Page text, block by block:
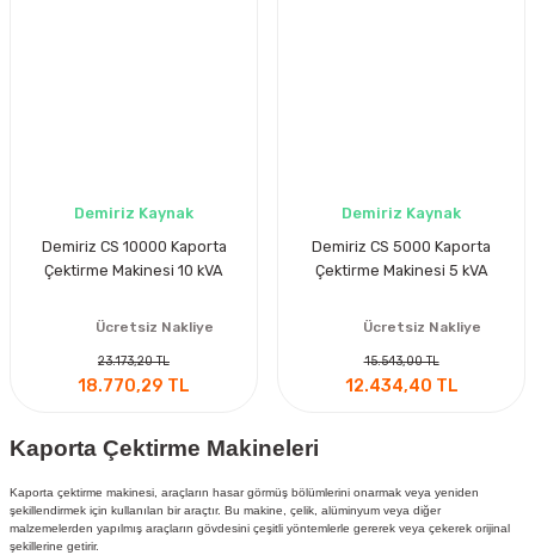
Demiriz Kaynak
Demiriz CS 10000 Kaporta
Çektirme Makinesi 10 kVA
Ücretsiz Nakliye
23.173,20 TL
18.770,29 TL
Demiriz Kaynak
Demiriz CS 5000 Kaporta
Çektirme Makinesi 5 kVA
Ücretsiz Nakliye
15.543,00 TL
12.434,40 TL
Kaporta Çektirme Makineleri
Kaporta çektirme makinesi, araçların hasar görmüş bölümlerini onarmak veya yeniden
şekillendirmek için kullanılan bir araçtır. Bu makine, çelik, alüminyum veya diğer
malzemelerden yapılmış araçların gövdesini çeşitli yöntemlerle gererek veya çekerek orijinal
şekillerine getirir.